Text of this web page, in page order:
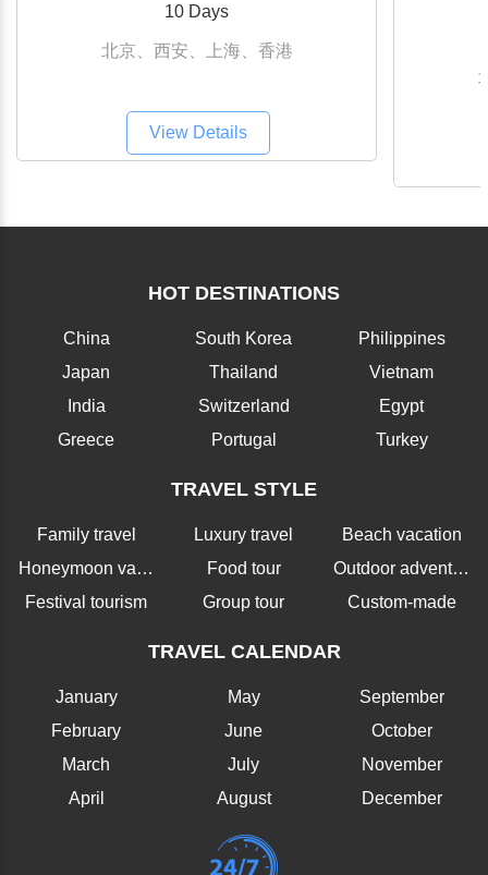
10 Days
北京、西安、上海、香港
View Details
HOT DESTINATIONS
China
Japan
India
Greece
South Korea
Thailand
Switzerland
Portugal
Philippines
Vietnam
Egypt
Turkey
TRAVEL STYLE
Family travel
Honeymoon vacation
Festival tourism
Luxury travel
Food tour
Group tour
Beach vacation
Outdoor adventure
Custom-made
TRAVEL CALENDAR
January
February
March
April
May
June
July
August
September
October
November
December